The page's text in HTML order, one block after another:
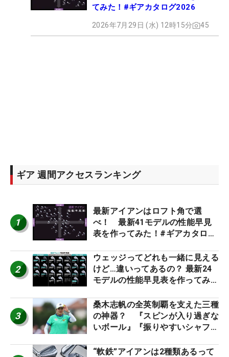
てみた！#ギアカタログ2026
2026年7月29日 (水) 12時15分 45
ギア 週間アクセスランキング
1
最新アイアンはロフト角で選
べ！ 最新41モデルの性能早見
表を作ってみた！#ギアカタログ
2
ウェッジってどれも一緒に見える
けど…違いってあるの？ 最新24
モデルの性能早見表を作ってみ
3
桑木志帆の全英制覇を支えた三種
の神器？ 『スピンが入り過ぎな
いボール』『振りやすいシャフ
ー』 #女子プロセッティング
“軟鉄”アイアンは2種類あるって